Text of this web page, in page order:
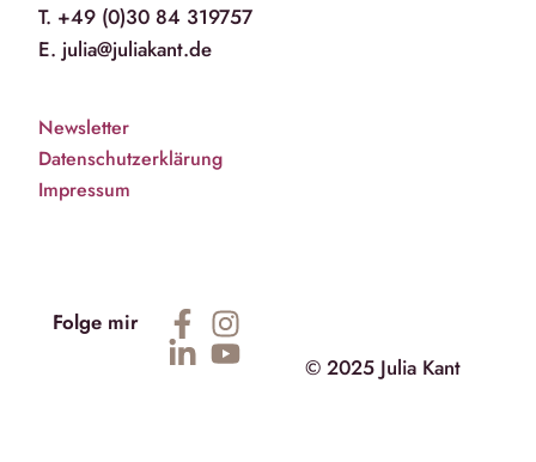
T. +49 (0)30 84 319757
E. julia@juliakant.de
Newsletter
Datenschutzerklärung
Impressum
Folge mir
© 2025 Julia Kant